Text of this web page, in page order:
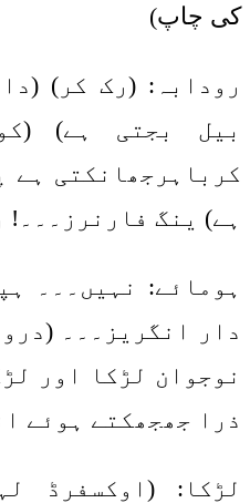
کی چاپ)
رودابہ: (رک کر)
بیل بجتی ہے)
کرباہرجھانکتی ہے
ہے) ینگ
ہومائے: نہیں۔۔۔
دار انگریز۔۔۔
نوجوان لڑکا اور
ذرا جھجھکتے ہوئے
لڑکا: (اوکسفرڈ